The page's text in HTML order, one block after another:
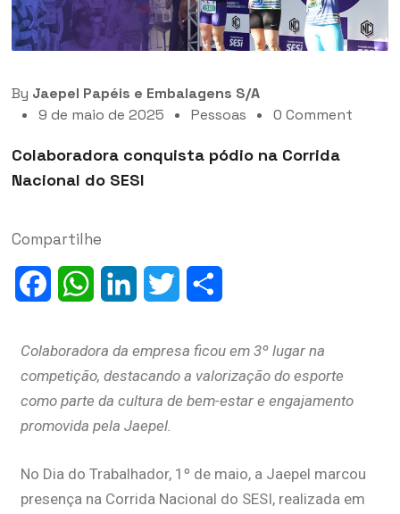
By Jaepel Papéis e Embalagens S/A
9 de maio de 2025
Pessoas 0 Comment
Colaboradora conquista pódio na Corrida
Nacional do SESI
Compartilhe
FacebookWhatsAppLinkedIn Twitter
Colaboradora da empresa ficou em 3º lugar na
competição, destacando a valorização do esporte
como parte da cultura de bem-estar e engajamento
promovida pela Jaepel.
No Dia do Trabalhador, 1º de maio, a Jaepel marcou
presença na Corrida Nacional do SESI, realizada em